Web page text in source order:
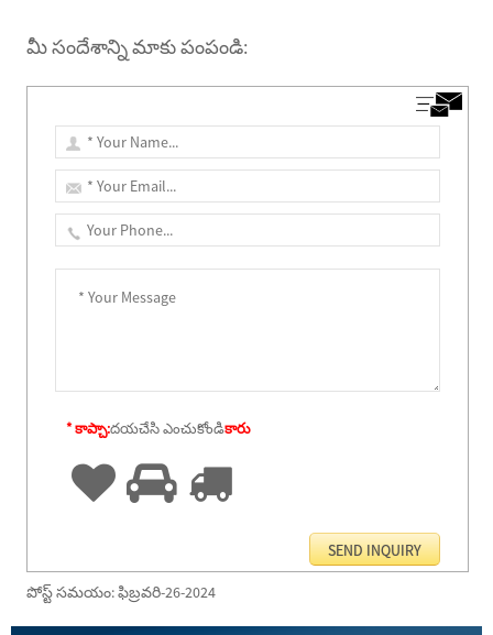
మీ సందేశాన్ని మాకు పంపండి:
* కాప్చా:దయచేసి ఎంచుకోండికారు
పోస్ట్ సమయం: ఫిబ్రవరి-26-2024